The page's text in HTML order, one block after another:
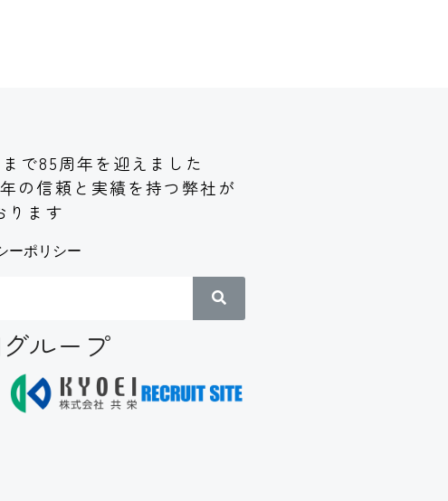
で85周年を迎えました
の信頼と実績を持つ弊社が
ります
ーポリシー
ループ